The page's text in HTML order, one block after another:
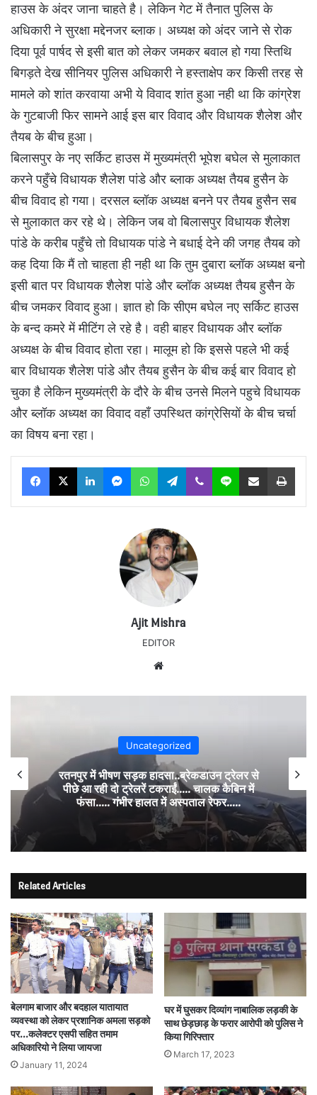
हाउस के अंदर जाना चाहते है। लेकिन गेट में तैनात पुलिस के
अधिकारी ने सुरक्षा मद्देनजर ब्लाक। अध्यक्ष को अंदर जाने से रोक
दिया पूर्व पार्षद से इसी बात को लेकर जमकर बवाल हो गया स्तिथि
बिगड़ते देख सीनियर पुलिस अधिकारी ने हस्ताक्षेप कर किसी तरह से
मामले को शांत करवाया अभी ये विवाद शांत हुआ नही था कि कांग्रेश
के गुटबाजी फिर सामने आई इस बार विवाद और विधायक शैलेश और
तैयब के बीच हुआ।
बिलासपुर के नए सर्किट हाउस में मुख्यमंत्री भूपेश बघेल से मुलाकात
करने पहुँचे विधायक शैलेश पांडे और ब्लाक अध्यक्ष तैयब हुसैन के
बीच विवाद हो गया। दरसल ब्लॉक अध्यक्ष बनने पर तैयब हुसैन सब
से मुलाकात कर रहे थे। लेकिन जब वो बिलासपुर विधायक शैलेश
पांडे के करीब पहुँचे तो विधायक पांडे ने बधाई देने की जगह तैयब को
कह दिया कि मैं तो चाहता ही नही था कि तुम दुबारा ब्लॉक अध्यक्ष बनो
इसी बात पर विधायक शैलेश पांडे और ब्लॉक अध्यक्ष तैयब हुसैन के
बीच जमकर विवाद हुआ। ज्ञात हो कि सीएम बघेल नए सर्किट हाउस
के बन्द कमरे में मीटिंग ले रहे है। वही बाहर विधायक और ब्लॉक
अध्यक्ष के बीच विवाद होता रहा। मालूम हो कि इससे पहले भी कई
बार विधायक शैलेश पांडे और तैयब हुसैन के बीच कई बार विवाद हो
चुका है लेकिन मुख्यमंत्री के दौरे के बीच उनसे मिलने पहुचे विधायक
और ब्लॉक अध्यक्ष का विवाद वहाँ उपस्थित कांग्रेसियों के बीच चर्चा
का विषय बना रहा।
Facebook
X LinkedInMessengerWhatsAppTelegram
Viber Line Share via Email Print
Ajit Mishra
EDITOR
Uncategorized
रतनपुर में भीषण सड़क हादसा..ब्रेकडाउन ट्रेलर से
पीछे आ रही दो ट्रेलरें टकराईं….. चालक कैबिन में
फंसा….. गंभीर हालत में अस्पताल रेफर…..
Related Articles
बेलगाम बाजार और बदहाल यातायात
व्यवस्था को लेकर प्रशानिक अमला सड़को
पर…कलेक्टर एसपी सहित तमाम
अधिकारियो ने लिया जायजा
January 11, 2024
घर में घुसकर दिव्यांग नाबालिक लड़की के
साथ छेड़छाड़ के फरार आरोपी को पुलिस ने
किया गिरिफ्तार
March 17, 2023